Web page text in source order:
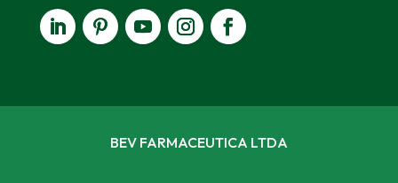
BEV FARMACEUTICA LTDA